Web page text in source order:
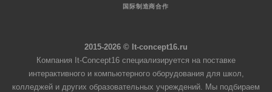
国际制造商合作
2015-2026 © It-concept16.ru
Компания It-Concept16 специализируется на поставке
интерактивного и компьютерного оборудования для школ,
колледжей и других образовательных учреждений. Мы подбираем